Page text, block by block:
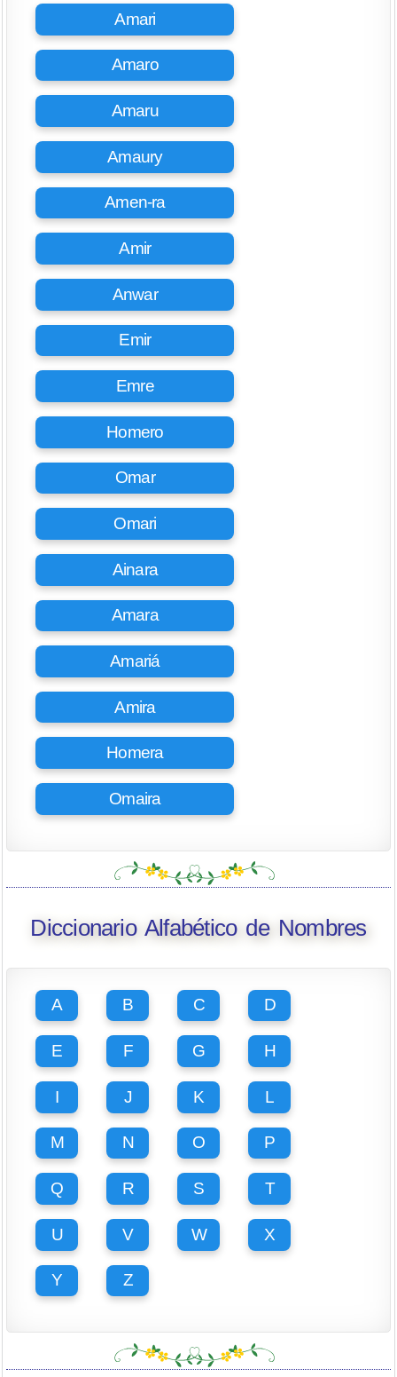
Amari
Amaro
Amaru
Amaury
Amen-ra
Amir
Anwar
Emir
Emre
Homero
Omar
Omari
Ainara
Amara
Amariá
Amira
Homera
Omaira
Diccionario Alfabético de Nombres
A B C D
E F G H
I J K L
M N O P
Q R S T
U V W X
Y Z